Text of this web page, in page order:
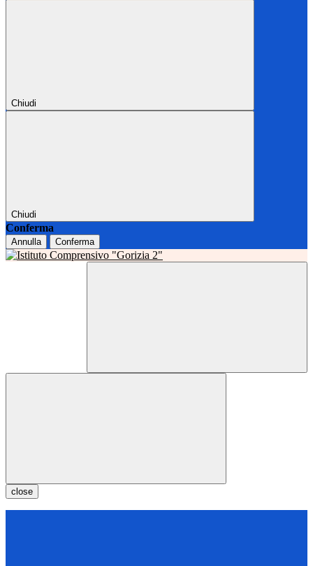
Chiudi
Chiudi
Conferma
Annulla Conferma
close